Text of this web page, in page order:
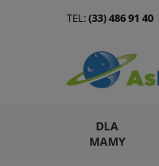
DLA
MAMY
TEL:(33) 486 91 40